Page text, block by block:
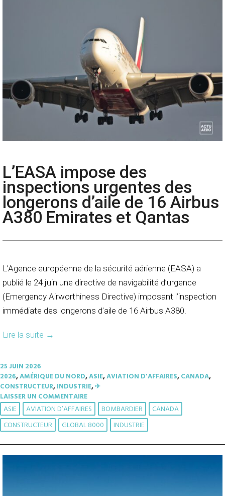
L’EASA impose des
inspections urgentes des
longerons d’aile de 16 Airbus
A380 Emirates et Qantas
L’Agence européenne de la sécurité aérienne (EASA) a
publié le 24 juin une directive de navigabilité d’urgence
(Emergency Airworthiness Directive) imposant l’inspection
immédiate des longerons d’aile de 16 Airbus A380.
Lire la suite →
25 JUIN 2026
2026,AMÉRIQUE DU NORD,ASIE,AVIATION D'AFFAIRES,CANADA,
CONSTRUCTEUR,INDUSTRIE,✈︎
LAISSER UN COMMENTAIRE
ASIE AVIATION D’AFFAIRES BOMBARDIER
CANADA
CONSTRUCTEUR
GLOBAL 8000 INDUSTRIE